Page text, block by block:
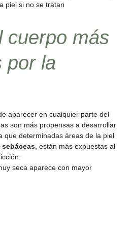
piel si no se tratan
cuerpo más
por la
aparecer en cualquier parte del
son más propensas a desarrollar
que determinadas áreas de la piel
, están más expuestas al
seca aparece con mayor